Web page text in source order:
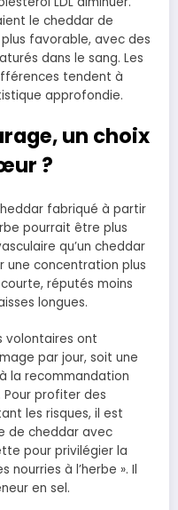
le cheddar de
favorable, avec des
dans le sang. Les
tendent à
approfondie.
un choix
?
fabriqué à partir
pourrait être plus
qu’un cheddar
une concentration plus
réputés moins
longues.
volontaires ont
par jour, soit une
la recommandation
profiter des
les risques, il est
de cheddar avec
pour privilégier la
nourries à l’herbe ». Il
en sel.